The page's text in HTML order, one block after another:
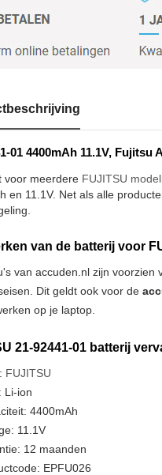
01 4400mAh 11.1V,
voor meerdere FUJITSU
en 11.1V. Net als alle
van de batterij voor
van accuden.nl zijn
Dit geldt ook voor de
op je laptop.
21-92441-01 batterij
FUJITSU
Li-ion
4400mAh
11.1V
12 maanden
EPFU026